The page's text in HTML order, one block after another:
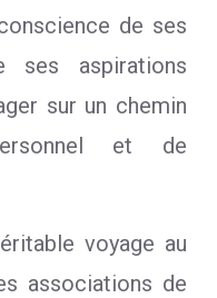
de ses
ses aspirations
sur un chemin
et de
voyage au
associations de